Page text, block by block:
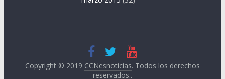
Copyright © 2019 CCNesnoticias. Todos los derechos
reservados..